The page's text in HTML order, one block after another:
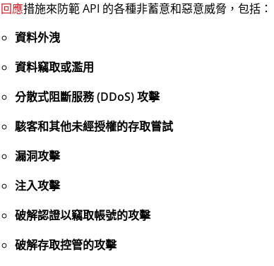
回應措施來防範 API 的各種非蓄意和惡意威脅，包括：
資料外洩
資料竊取或濫用
分散式阻斷服務 (DDoS) 攻擊
駭客和其他未經授權的存取嘗試
漏洞攻擊
注入攻擊
破解認證以竊取帳號的攻擊
破解存取控管的攻擊